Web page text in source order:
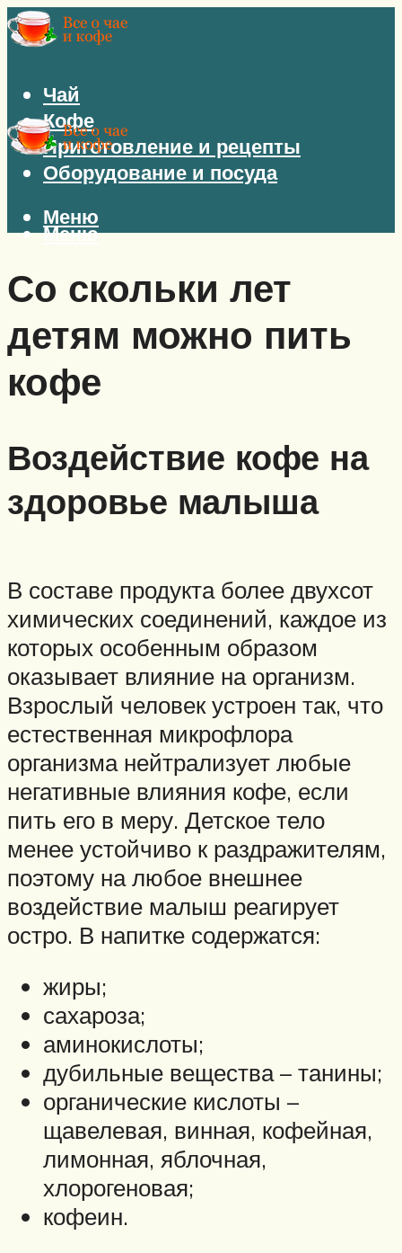
Чай
Кофе
Приготовление и рецепты
Оборудование и посуда
Меню
Меню
Со скольки лет
детям можно пить
кофе
Воздействие кофе на
здоровье малыша
В составе продукта более двухсот
химических соединений, каждое из
которых особенным образом
оказывает влияние на организм.
Взрослый человек устроен так, что
естественная микрофлора
организма нейтрализует любые
негативные влияния кофе, если
пить его в меру. Детское тело
менее устойчиво к раздражителям,
поэтому на любое внешнее
воздействие малыш реагирует
остро. В напитке содержатся:
жиры;
сахароза;
аминокислоты;
дубильные вещества – танины;
органические кислоты –
щавелевая, винная, кофейная,
лимонная, яблочная,
хлорогеновая;
кофеин.